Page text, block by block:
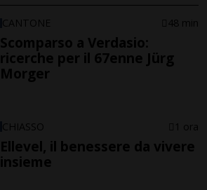
CANTONE 48 min
Scomparso a Verdasio:
ricerche per il 67enne Jürg
Morger
CHIASSO 1 ora
Ellevel, il benessere da vivere
insieme